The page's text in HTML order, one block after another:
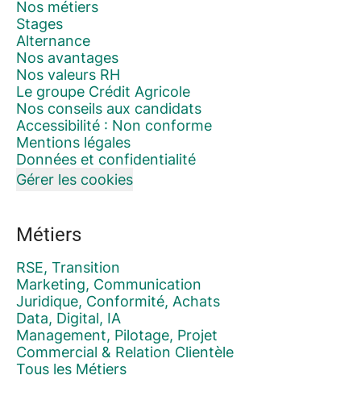
Nos métiers
Stages
Alternance
Nos avantages
Nos valeurs RH
Le groupe Crédit Agricole
Nos conseils aux candidats
Accessibilité : Non conforme
Mentions légales
Données et confidentialité
Gérer les cookies
Métiers
RSE, Transition
Marketing, Communication
Juridique, Conformité, Achats
Data, Digital, IA
Management, Pilotage, Projet
Commercial & Relation Clientèle
Tous les Métiers